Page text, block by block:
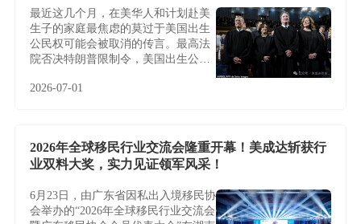
最近这几个月，在美华人和计划赴美
生子的家庭最焦虑的莫过于美国出生
公民权可能会被取消的传言。最高法
院否决特朗普限制令，美国出生公民
2026-07-01
2026年全球移民行业交流会隆重开幕！美成达斩获行
业双料大奖，实力见证领军风采！
6月23日，由广东省因私出入境移民协
会举办的“2026年全球移民行业交流会